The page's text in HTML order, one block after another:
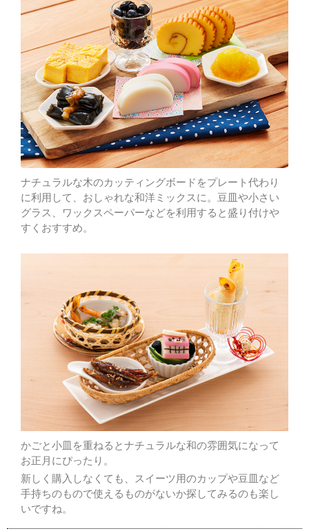
ナチュラルな木のカッティングボードをプレート代わり
に利用して、おしゃれな和洋ミックスに。豆皿や小さい
グラス、ワックスペーパーなどを利用すると盛り付けや
すくおすすめ。
かごと小皿を重ねるとナチュラルな和の雰囲気になって
お正月にぴったり。
新しく購入しなくても、スイーツ用のカップや豆皿など
手持ちのもので使えるものがないか探してみるのも楽し
いですね。